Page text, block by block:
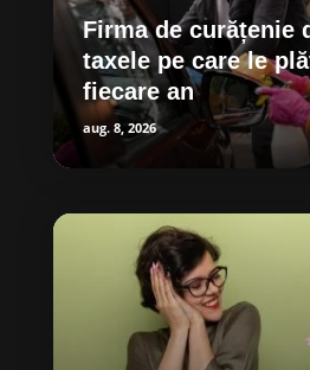
Firma de curățenie
taxele pe care le
fiecare an
aug. 8, 2026